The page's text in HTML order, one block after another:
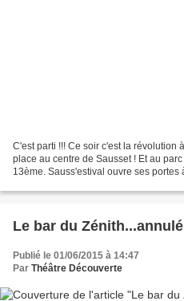
C'est parti !!! Ce soir c'est la révolution
place au centre de Sausset ! Et au
13ème. Sauss'estival ouvre ses portes
Le bar du Zénith...annulé
Publié le 01/06/2015 à 14:47
Par Théâtre Découverte